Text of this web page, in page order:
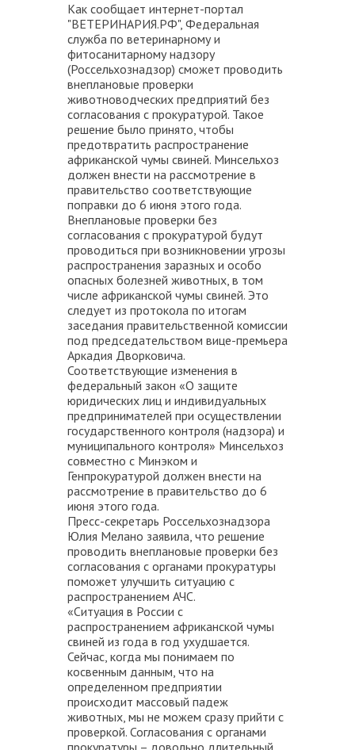
Как сообщает интернет-портал
"ВЕТЕРИНАРИЯ.РФ", Федеральная
служба по ветеринарному и
фитосанитарному надзору
(Россельхознадзор) сможет проводить
внеплановые проверки
животноводческих предприятий без
согласования с прокуратурой. Такое
решение было принято, чтобы
предотвратить распространение
африканской чумы свиней. Минсельхоз
должен внести на рассмотрение в
правительство соответствующие
поправки до 6 июня этого года.
Внеплановые проверки без
согласования с прокуратурой будут
проводиться при возникновении угрозы
распространения заразных и особо
опасных болезней животных, в том
числе африканской чумы свиней. Это
следует из протокола по итогам
заседания правительственной комиссии
под председательством вице-премьера
Аркадия Дворковича.
Соответствующие изменения в
федеральный закон «О защите
юридических лиц и индивидуальных
предпринимателей при осуществлении
государственного контроля (надзора) и
муниципального контроля» Минсельхоз
совместно с Минэком и
Генпрокуратурой должен внести на
рассмотрение в правительство до 6
июня этого года.
Пресс-секретарь Россельхознадзора
Юлия Мелано заявила, что решение
проводить внеплановые проверки без
согласования с органами прокуратуры
поможет улучшить ситуацию с
распространением АЧС.
«Ситуация в России с
распространением африканской чумы
свиней из года в год ухудшается.
Сейчас, когда мы понимаем по
косвенным данным, что на
определенном предприятии
происходит массовый падеж
животных, мы не можем сразу прийти с
проверкой. Согласования с органами